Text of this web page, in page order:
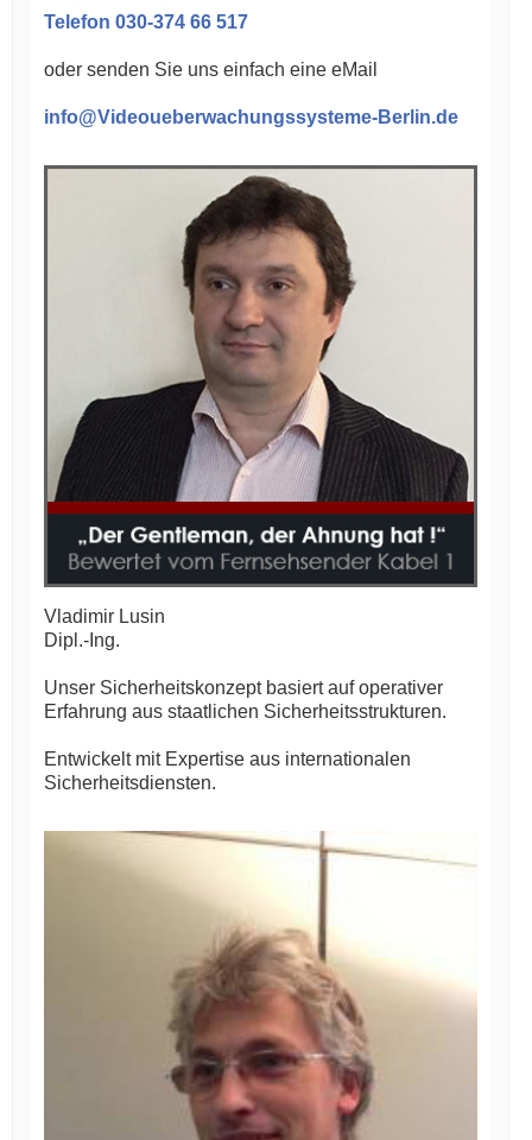
Telefon 030-374 66 517
oder senden Sie uns einfach eine eMail
info@Videoueberwachungssysteme-Berlin.de
Vladimir Lusin
Dipl.-Ing.
Unser Sicherheitskonzept basiert auf operativer
Erfahrung aus staatlichen Sicherheitsstrukturen.
Entwickelt mit Expertise aus internationalen
Sicherheitsdiensten.